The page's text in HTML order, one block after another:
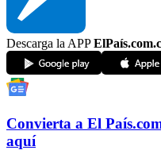
Descarga la APP
Convierta a El País
aquí